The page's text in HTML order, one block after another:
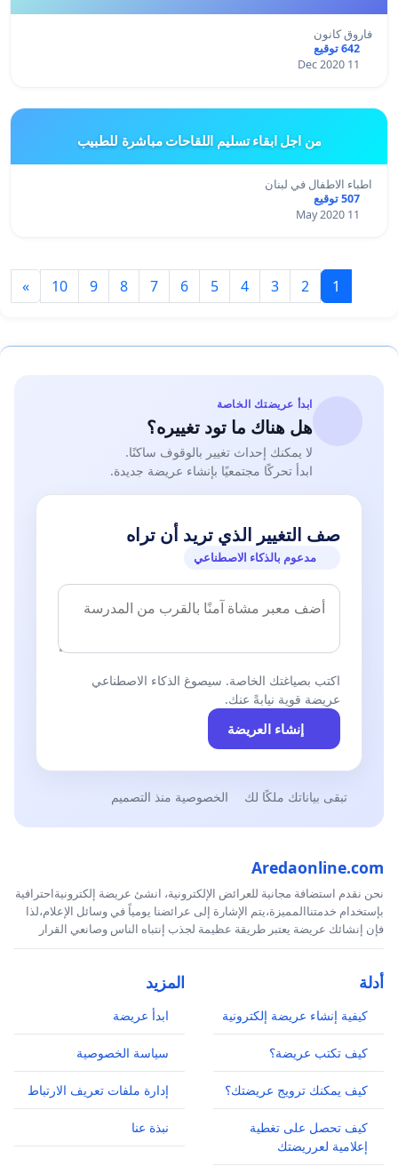
فاروق كانون
642 توقيع
11 Dec 2020
من اجل ابقاء تسليم اللقاحات مباشرة للطبيب
اطباء الاطفال في لبنان
507 توقيع
11 May 2020
1
2
3
4
5
6
7
8
9
10
»
ابدأ عريضتك الخاصة
هل هناك ما تود تغييره؟
لا يمكنك إحداث تغيير بالوقوف ساكنًا.
ابدأ تحركًا مجتمعيًا بإنشاء عريضة جديدة.
صف التغيير الذي تريد أن تراه
مدعوم بالذكاء الاصطناعي
اكتب بصياغتك الخاصة. سيصوغ الذكاء الاصطناعي
عريضة قوية نيابةً عنك.
إنشاء العريضة
تبقى بياناتك ملكًا لك الخصوصية منذ التصميم
Aredaonline.com
نحن نقدم استضافة مجانية للعرائض الإلكترونية، انشئ عريضة إلكترونيةاحترافية
بإستخدام خدمتناالمميزة،يتم الإشارة إلى عرائضنا يومياً في وسائل الإعلام،لذا
فإن إنشائك عريضة يعتبر طريقة عظيمة لجذب إنتباه الناس وصانعي القرار
أدلة
كيفية إنشاء عريضة إلكترونية
كيف تكتب عريضة؟
كيف يمكنك ترويج عريضتك؟
كيف تحصل على تغطية
إعلامية لعرريضتك
المزيد
ابدأ عريضة
سياسة الخصوصية
إدارة ملفات تعريف الارتباط
نبذة عنا